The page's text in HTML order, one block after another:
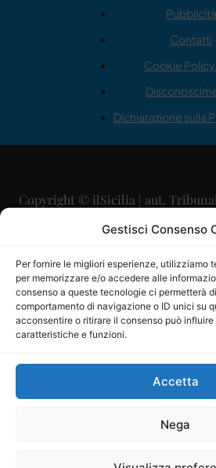
Gestisci Consenso
Per fornire le migliori esperienze, utilizziamo
per memorizzare e/o accedere alle
consenso a queste tecnologie ci permetterà
comportamento di navigazione o ID unici su
acconsentire o ritirare il consenso può
caratteristiche e funzioni.
Accetta
Nega
Pubblicità
Contatti
Cookie Policy
Dichiarazione sulla
Copyright © ilSicilia | aut.
29/09/2015
Direttore Editoriale:
Direttore Responsabile:
P.IVA:
Mercurio Comunicazione
iscritta al Registro degli Operatori